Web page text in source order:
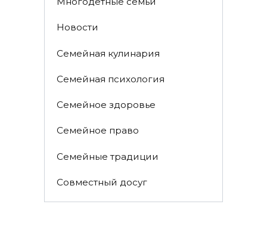
Новости
Семейная кулинария
Семейная психология
Семейное здоровье
Семейное право
Семейные традиции
Совместный досуг